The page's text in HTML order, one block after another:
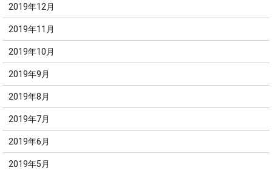
2019年12月
2019年11月
2019年10月
2019年9月
2019年8月
2019年7月
2019年6月
2019年5月